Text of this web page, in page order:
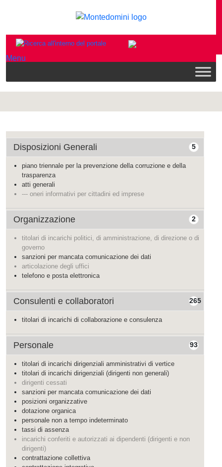
Menu
5
Disposizioni Generali
piano triennale per la prevenzione della corruzione e della
trasparenza
atti generali
--- oneri informativi per cittadini ed imprese
2
Organizzazione
titolari di incarichi politici, di amministrazione, di direzione o di
governo
sanzioni per mancata comunicazione dei dati
articolazione degli uffici
telefono e posta elettronica
265
Consulenti e collaboratori
titolari di incarichi di collaborazione e consulenza
93
Personale
titolari di incarichi dirigenziali amministrativi di vertice
titolari di incarichi dirigenziali (dirigenti non generali)
dirigenti cessati
sanzioni per mancata comunicazione dei dati
posizioni organizzative
dotazione organica
personale non a tempo indeterminato
tassi di assenza
incarichi conferiti e autorizzati ai dipendenti (dirigenti e non
dirigenti)
contrattazione collettiva